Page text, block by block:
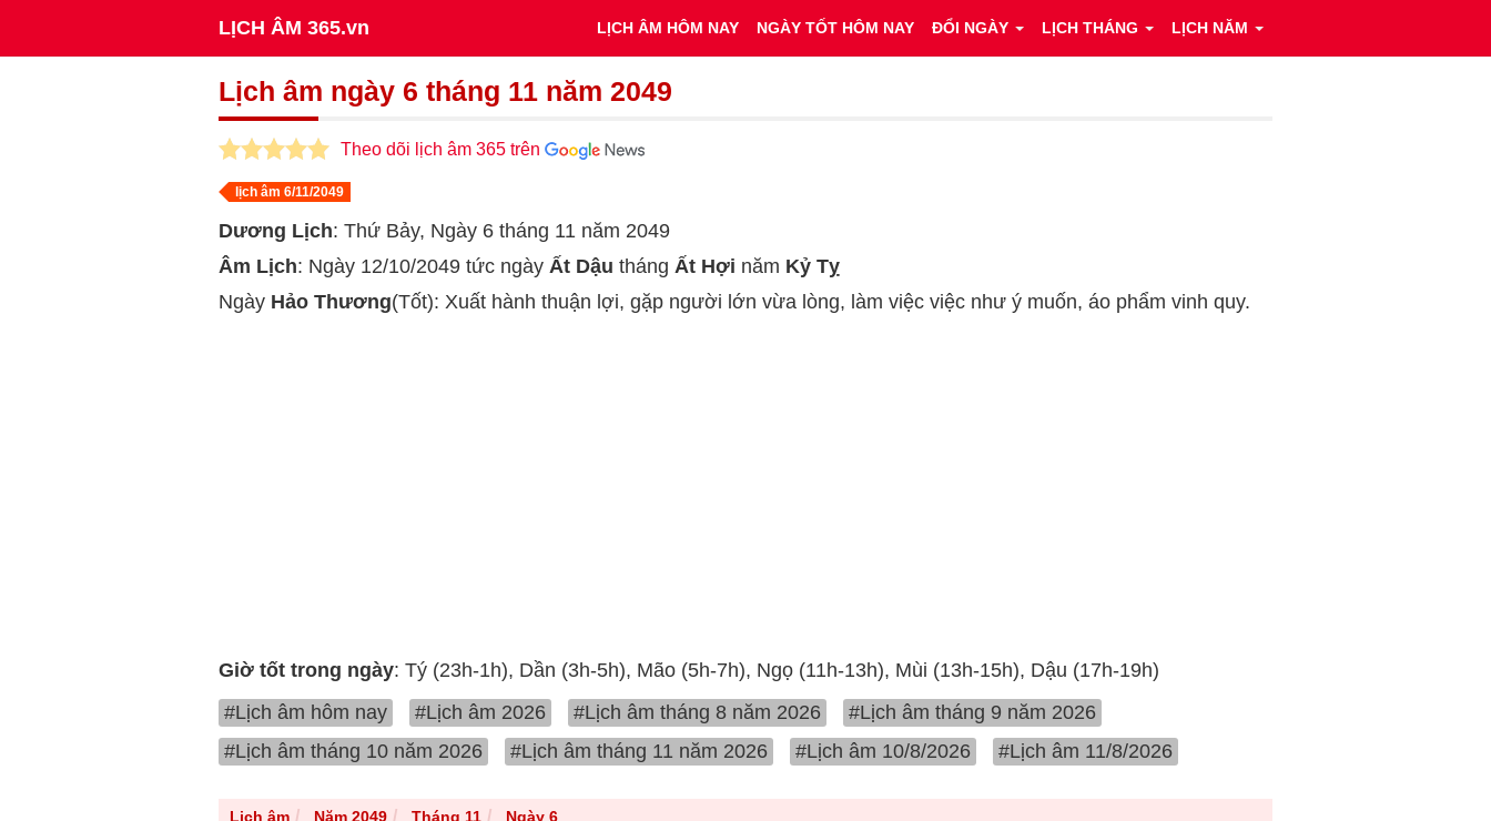
LỊCH ÂM 365.vn LỊCH ÂM HÔM NAY NGÀY TỐT HÔM NAY ĐỔI NGÀY LỊCH THÁNG LỊCH NĂM
Lịch âm ngày 6 tháng 11 năm 2049
Theo dõi lịch âm 365 trên
lịch âm 6/11/2049
Dương Lịch: Thứ Bảy, Ngày 6 tháng 11 năm 2049
Âm Lịch: Ngày 12/10/2049 tức ngày Ất Dậu tháng Ất Hợi năm Kỷ Tỵ
Ngày Hảo Thương(Tốt): Xuất hành thuận lợi, gặp người lớn vừa lòng, làm việc việc như ý muốn, áo phẩm vinh quy.
Giờ tốt trong ngày: Tý (23h-1h), Dần (3h-5h), Mão (5h-7h), Ngọ (11h-13h), Mùi (13h-15h), Dậu (17h-19h)
#Lịch âm hôm nay
#Lịch âm 2026 #Lịch âm tháng 8 năm 2026
#Lịch âm tháng 9 năm 2026
#Lịch âm tháng 10 năm 2026
#Lịch âm tháng 11 năm 2026 #Lịch âm 10/8/2026 #Lịch âm 11/8/2026
Lịch âm Năm 2049 Tháng 11 Ngày 6